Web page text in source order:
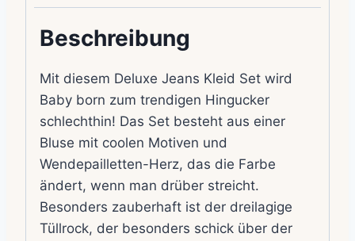
Beschreibung
Mit diesem Deluxe Jeans Kleid Set wird
Baby born zum trendigen Hingucker
schlechthin! Das Set besteht aus einer
Bluse mit coolen Motiven und
Wendepailletten-Herz, das die Farbe
ändert, wenn man drüber streicht.
Besonders zauberhaft ist der dreilagige
Tüllrock, der besonders schick über der